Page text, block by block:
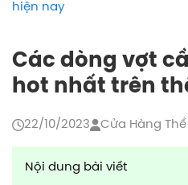
hiện nay
Các dòng vợt
hot nhất trên
22/10/2023 Cửa Hàng Thể
Nội dung bài viết